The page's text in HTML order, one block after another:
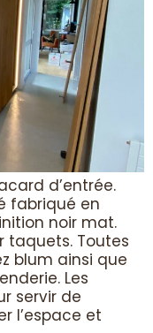
d’entrée.
fabriqué en
noir mat.
taquets. Toutes
blum ainsi que
Les
servir de
l’espace et